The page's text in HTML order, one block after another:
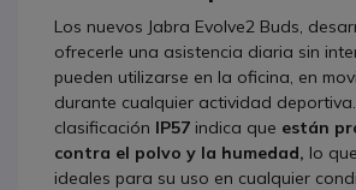
Los nuevos Jabra Evolve2 Buds,
ofrecerle una asistencia diaria sin
pueden utilizarse en la oficina, en
durante cualquier actividad
clasificación IP57 indica que están
contra el polvo y la humedad, lo
ideales para su uso en cualquier